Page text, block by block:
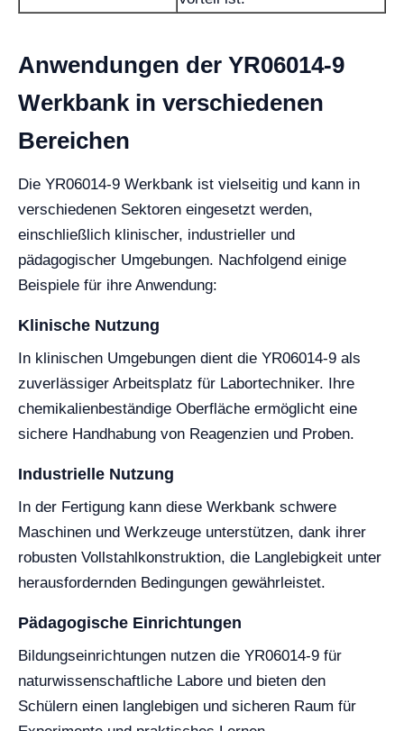
Anwendungen der YR06014-9
Werkbank in verschiedenen
Bereichen
Die YR06014-9 Werkbank ist vielseitig und kann in
verschiedenen Sektoren eingesetzt werden,
einschließlich klinischer, industrieller und
pädagogischer Umgebungen. Nachfolgend einige
Beispiele für ihre Anwendung:
Klinische Nutzung
In klinischen Umgebungen dient die YR06014-9 als
zuverlässiger Arbeitsplatz für Labortechniker. Ihre
chemikalienbeständige Oberfläche ermöglicht eine
sichere Handhabung von Reagenzien und Proben.
Industrielle Nutzung
In der Fertigung kann diese Werkbank schwere
Maschinen und Werkzeuge unterstützen, dank ihrer
robusten Vollstahlkonstruktion, die Langlebigkeit unter
herausfordernden Bedingungen gewährleistet.
Pädagogische Einrichtungen
Bildungseinrichtungen nutzen die YR06014-9 für
naturwissenschaftliche Labore und bieten den
Schülern einen langlebigen und sicheren Raum für